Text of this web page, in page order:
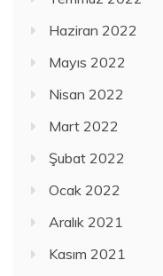
Haziran 2022
Mayıs 2022
Nisan 2022
Mart 2022
Şubat 2022
Ocak 2022
Aralık 2021
Kasım 2021